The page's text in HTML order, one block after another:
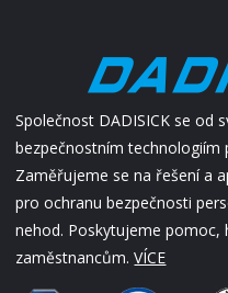
Společnost DADISICK se od
bezpečnostním
Zaměřujeme se na řešení a
pro ochranu bezpečnosti
nehod. Poskytujeme
zaměstnancům.VÍCE